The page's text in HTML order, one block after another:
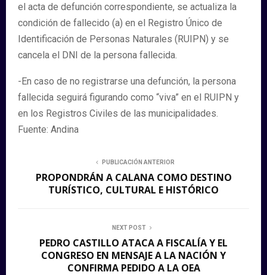
el acta de defunción correspondiente, se actualiza la
condición de fallecido (a) en el Registro Único de
Identificación de Personas Naturales (RUIPN) y se
cancela el DNI de la persona fallecida.
-En caso de no registrarse una defunción, la persona
fallecida seguirá figurando como “viva” en el RUIPN y
en los Registros Civiles de las municipalidades.
Fuente: Andina
PUBLICACIÓN ANTERIOR
PROPONDRÁN A CALANA COMO DESTINO
TURÍSTICO, CULTURAL E HISTÓRICO
NEXT POST
PEDRO CASTILLO ATACA A FISCALÍA Y EL
CONGRESO EN MENSAJE A LA NACIÓN Y
CONFIRMA PEDIDO A LA OEA